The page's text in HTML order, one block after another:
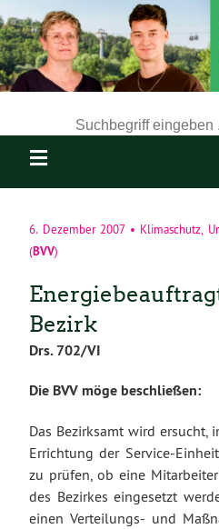
6. Dezember 2007• Klimaschutz,
(BVV)
Bezirk
Drs. 702/VI
Die BVV möge beschließen:
Das Bezirksamt wird ersucht,
Errichtung der Service-
zu prüfen, ob eine
des Bezirkes eingesetzt
einen Verteilungs- und